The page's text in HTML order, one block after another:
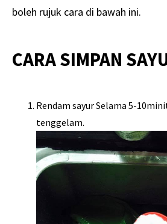
boleh rujuk cara di bawah ini.
CARA SIMPAN
Rendam sayur Selama 5-
tenggelam.